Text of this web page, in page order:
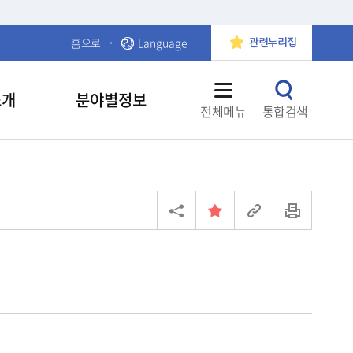
홈으로 Language 관련누리집
분야별정보 전체메뉴 통합검색